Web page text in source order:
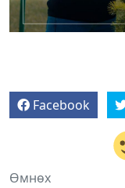
Facebook
Өмнөх